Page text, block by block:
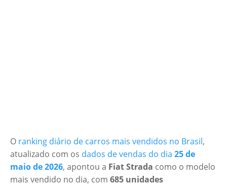
O ranking diário de carros mais vendidos no Brasil,
atualizado com os dados de vendas do dia 25 de
maio de 2026, apontou a Fiat Strada como o modelo
mais vendido no dia, com 685 unidades